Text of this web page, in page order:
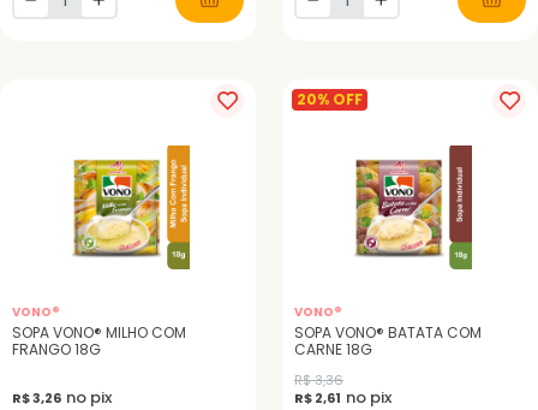
VONO®
SOPA VONO® MILHO COM
FRANGO 18G
R$ 3,26 no pix
20% OFF
VONO®
SOPA VONO® BATATA COM
CARNE 18G
R$ 3,36
R$ 2,61 no pix